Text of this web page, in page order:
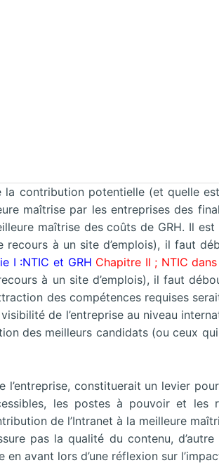
la contribution potentielle (et quelle
maîtrise par les entreprises des
maîtrise des coûts de GRH. Il
à un site d’emplois), il faut
I :NTIC et GRH Chapitre II ; NTIC dans
à un site d’emplois), il faut
des compétences requises
de l’entreprise au niveau
des meilleurs candidats (ou ceux
l’entreprise, constituerait un levier
les postes à pouvoir et
de l’Intranet à la meilleure
pas la qualité du contenu,
avant lors d’une réflexion sur